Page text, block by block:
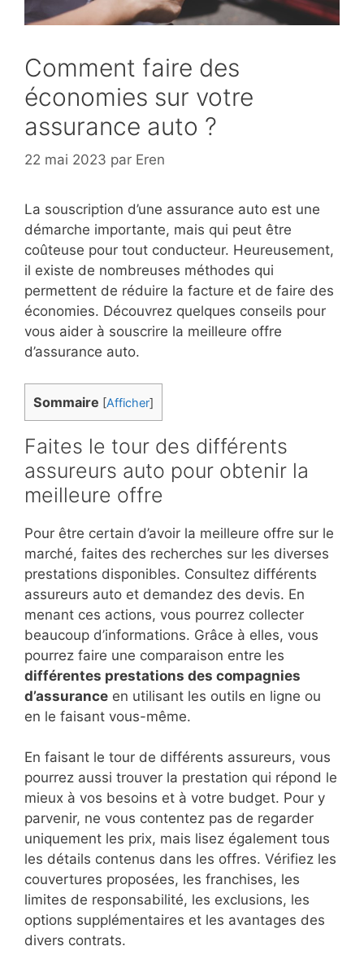
Comment faire des
économies sur votre
assurance auto ?
22 mai 2023 par Eren
La souscription d’une assurance auto est une
démarche importante, mais qui peut être
coûteuse pour tout conducteur. Heureusement,
il existe de nombreuses méthodes qui
permettent de réduire la facture et de faire des
économies. Découvrez quelques conseils pour
vous aider à souscrire la meilleure offre
d’assurance auto.
Sommaire [Afficher]
Faites le tour des différents
assureurs auto pour obtenir la
meilleure offre
Pour être certain d’avoir la meilleure offre sur le
marché, faites des recherches sur les diverses
prestations disponibles. Consultez différents
assureurs auto et demandez des devis. En
menant ces actions, vous pourrez collecter
beaucoup d’informations. Grâce à elles, vous
pourrez faire une comparaison entre les
différentes prestations des compagnies
d’assurance en utilisant les outils en ligne ou
en le faisant vous-même.
En faisant le tour de différents assureurs, vous
pourrez aussi trouver la prestation qui répond le
mieux à vos besoins et à votre budget. Pour y
parvenir, ne vous contentez pas de regarder
uniquement les prix, mais lisez également tous
les détails contenus dans les offres. Vérifiez les
couvertures proposées, les franchises, les
limites de responsabilité, les exclusions, les
options supplémentaires et les avantages des
divers contrats.